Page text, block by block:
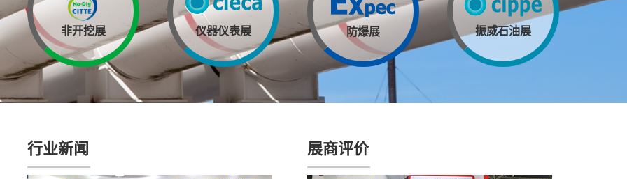
非开挖展 仪器仪表展 防爆展 振威石油展
行业新闻 展商评价